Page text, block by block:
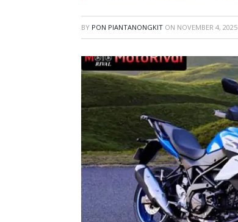
BY PON PIANTANONGKIT ON NOVEMBER 4, 2025